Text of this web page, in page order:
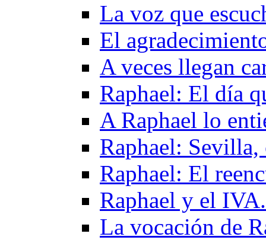
La voz que
El
A veces llegan
Raphael: El día
A Raphael lo
Raphael:
Raphael: El
Raphael y el
La vocación de